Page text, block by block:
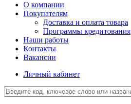
О компании
Покупателям
Доставка и оплата товара
Программы кредитования
Наши работы
Контакты
Вакансии
Личный кабинет